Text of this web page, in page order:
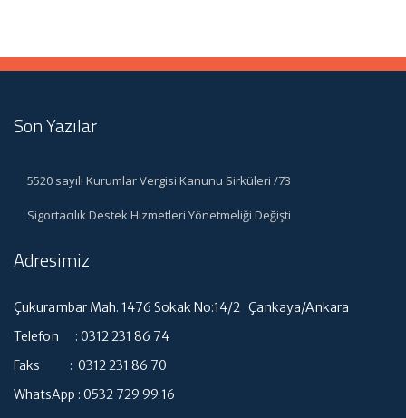
Son Yazılar
5520 sayılı Kurumlar Vergisi Kanunu Sirküleri /73
Sigortacılık Destek Hizmetleri Yönetmeliği Değişti
Adresimiz
Çukurambar Mah. 1476 Sokak No:14/2 Çankaya/Ankara
Telefon : 0312 231 86 74
Faks : 0312 231 86 70
WhatsApp : 0532 729 99 16